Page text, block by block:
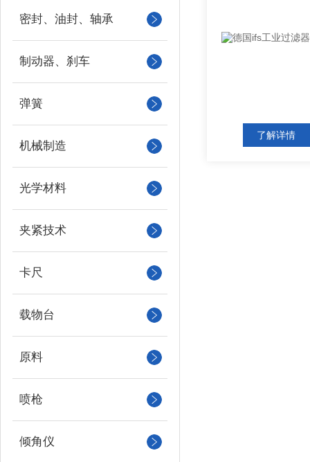
密封、油封、轴承
制动器、刹车
弹簧
机械制造
光学材料
夹紧技术
卡尺
载物台
原料
喷枪
倾角仪
了解详情